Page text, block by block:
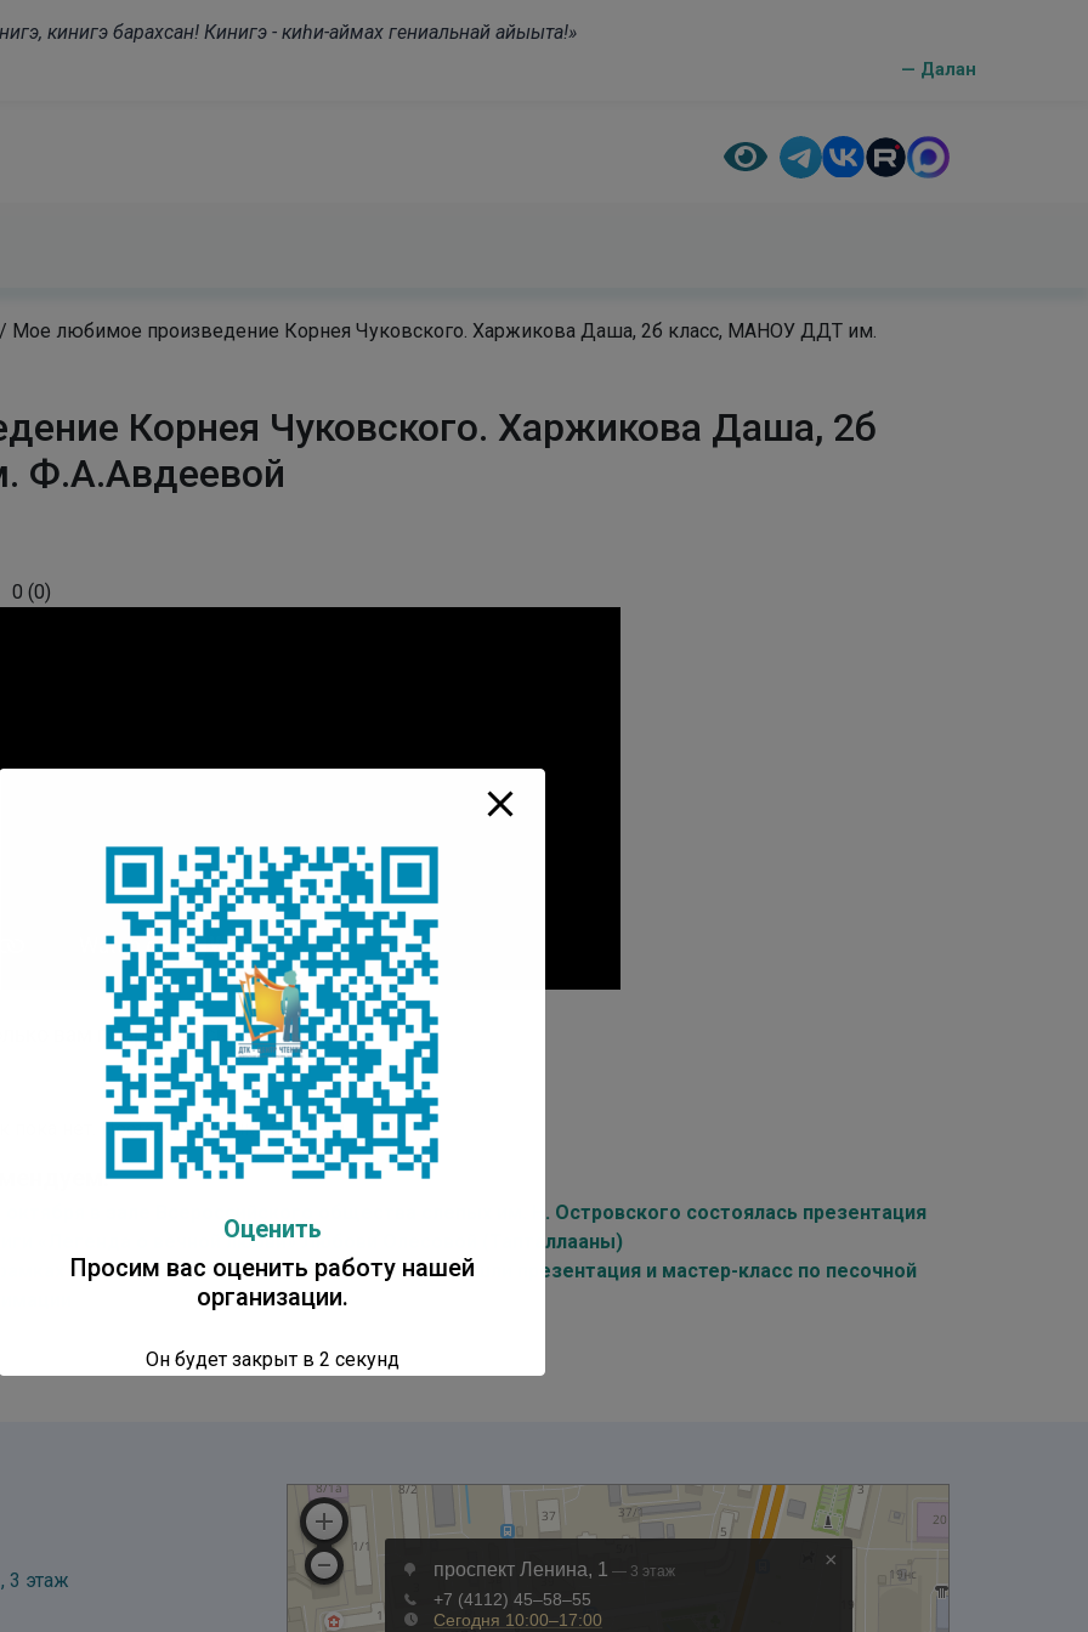
кинигэ барахсан! Кинигэ - киһи-аймах гениальнай айыыта!»
— Далан
/ Мое любимое произведение Корнея Чуковского. Харжикова Даша, 2б класс, МАНОУ ДДТ им.
Корнея Чуковского. Харжикова Даша, 2б
Ф.А.Авдеевой
0 (0)
вам понравилась публикация?
пока нет. Поставьте оценку первым.
октября в зале Всероссийского общества слепых им. Н. Островского состоялась презентация
«Легенда о вечной любви» Любови Олесовой (Тапталлааны)
Всероссийской недели детской книги прошли презентация и мастер-класс по песочной
3 этаж
Оценить
Просим вас оценить работу нашей
организации.
Он будет закрыт в 1 секунд